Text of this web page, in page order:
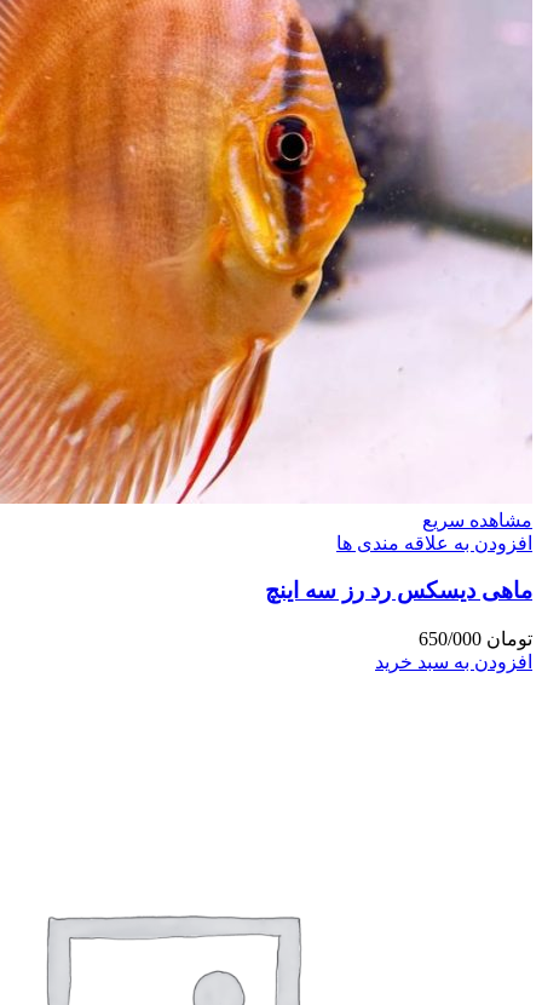
مشاهده سریع
افزودن به علاقه مندی ها
ماهی دیسکس رد رز سه اینچ
تومان
افزودن به سبد خرید